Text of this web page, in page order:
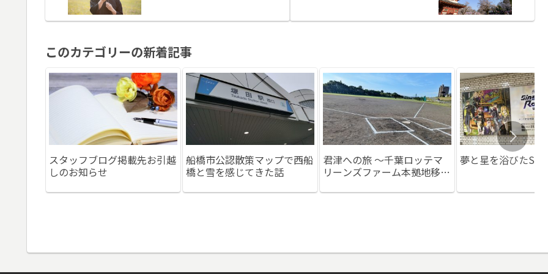
このカテゴリーの新着記事
スタッフブログ掲載先お引越
しのお知らせ
船橋市公認散策マップで西船
橋と雪を感じてきた話
君津への旅 ～千葉ロッテマ
リーンズファーム本拠地移転
夢と星を浴びたSitR